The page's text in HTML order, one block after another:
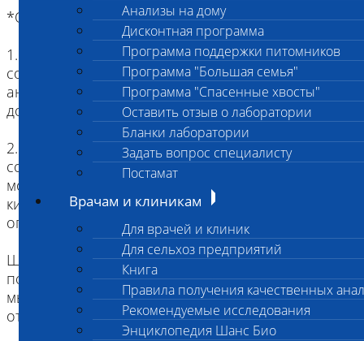
Анализы на дому
Дисконтная программа
Программа поддержки питомников
Программа "Большая семья"
Программа "Спасенные хвосты"
Оставить отзыв о лаборатории
Бланки лаборатории
Задать вопрос специалисту
Постамат
Врачам и клиникам
Для врачей и клиник
Для сельхоз предприятий
Книга
Правила получения качественных
Рекомендуемые исследования
Энциклопедия Шанс Био
*Особенности:
1. при подозрении на острое отравление
соединениями ртути необходимо сдавать на
анализ кровь или мочу ( внастоящий момент не
доступно в нашей лаборатории)
2. при подозрении на острое отравление
соединениями мышьяка необходимо сдавать
мочу, посмертно - печень, почки, содержимое
кишечника (в настоящее время исследование
огранов не доступно).
Шерсть - является биоматериалом для
подтверждения хронических отравлений
мышьяком (но зависит от концентрации в
отравляющем веществе)